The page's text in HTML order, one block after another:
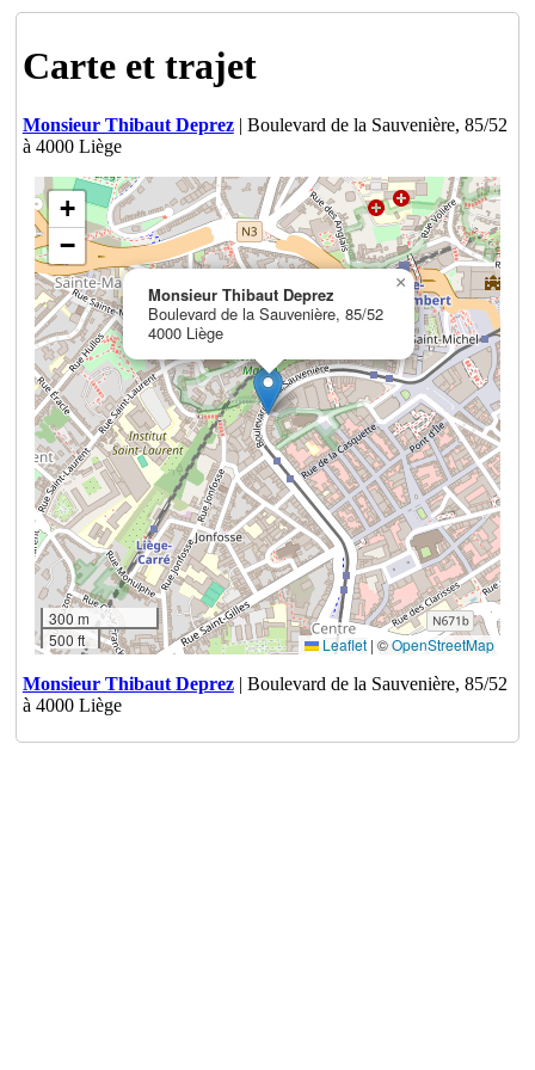
Carte et trajet
Monsieur Thibaut Deprez| Boulevard de la Sauvenière, 85/52
à 4000 Liège
Monsieur Thibaut Deprez
Boulevard de la Sauvenière, 85/52
4000 Liège
×
+
−
300 m
500 ft
Leaflet | ©OpenStreetMap
Monsieur Thibaut Deprez| Boulevard de la Sauvenière, 85/52
à 4000 Liège